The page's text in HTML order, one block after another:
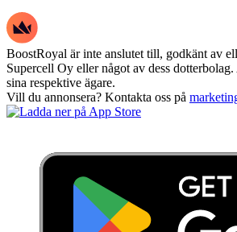
BoostRoyal är inte anslutet till, godkänt av
Supercell Oy eller något av dess
sina respektive ägare.
Vill du annonsera? Kontakta oss på